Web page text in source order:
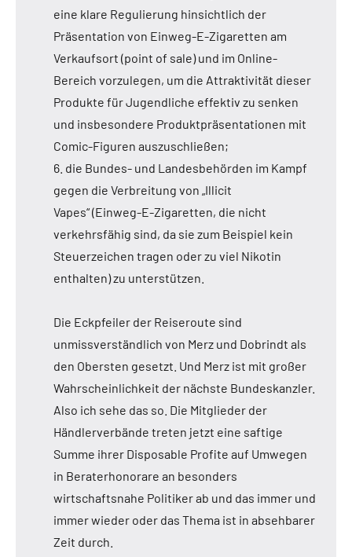
eine klare Regulierung hinsichtlich der
Präsentation von Einweg-E-Zigaretten am
Verkaufsort (point of sale) und im Online-
Bereich vorzulegen, um die Attraktivität dieser
Produkte für Jugendliche effektiv zu senken
und insbesondere Produktpräsentationen mit
Comic-Figuren auszuschließen;
6. die Bundes- und Landesbehörden im Kampf
gegen die Verbreitung von „Illicit
Vapes“ (Einweg-E-Zigaretten, die nicht
verkehrsfähig sind, da sie zum Beispiel kein
Steuerzeichen tragen oder zu viel Nikotin
enthalten) zu unterstützen.
Die Eckpfeiler der Reiseroute sind
unmissverständlich von Merz und Dobrindt als
den Obersten gesetzt. Und Merz ist mit großer
Wahrscheinlichkeit der nächste Bundeskanzler.
Also ich sehe das so. Die Mitglieder der
Händlerverbände treten jetzt eine saftige
Summe ihrer Disposable Profite auf Umwegen
in Beraterhonorare an besonders
wirtschaftsnahe Politiker ab und das immer und
immer wieder oder das Thema ist in absehbarer
Zeit durch.